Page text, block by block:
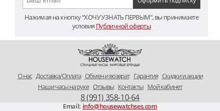
Нажимая на кнопку “ХОЧУ УЗНАТЬ ПЕРВЫМ”, вы принимаете
условия Публичной оферты
O нас Доставка/Оплата Обмен и возврат Гарантия Скидки и акции
Наши часы на руке Отзывы Контакты Мой кабинет
8 (991) 358-10-64
Email: info@housewatchses.com